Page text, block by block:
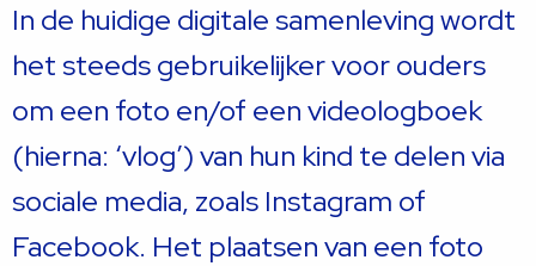
In de huidige digitale samenleving wordt
het steeds gebruikelijker voor ouders
om een foto en/of een videologboek
(hierna: ‘vlog’) van hun kind te delen via
sociale media, zoals Instagram of
Facebook. Het plaatsen van een foto